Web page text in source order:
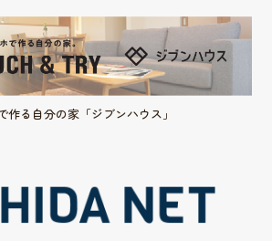
作る自分の家「ジブンハウス」